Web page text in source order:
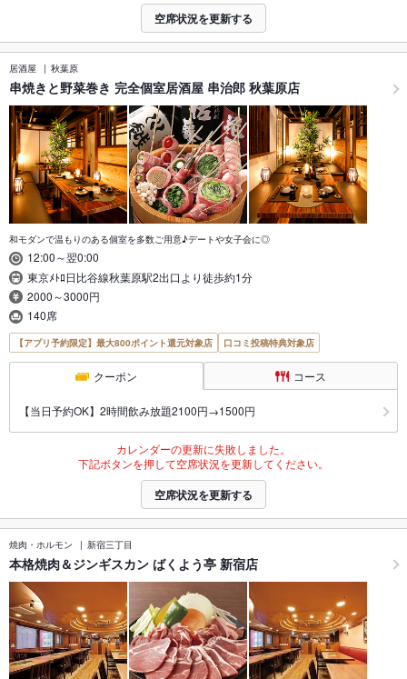
空席状況を更新する
居酒屋 秋葉原
串焼きと野菜巻き 完全個室居酒屋 串治郎 秋葉原店
和モダンで温もりのある個室を多数ご用意♪デートや女子会に◎
12:00～翌0:00
東京ﾒﾄﾛ日比谷線秋葉原駅2出口より徒歩約1分
2000～3000円
140席
【アプリ予約限定】最大800ポイント還元対象店 口コミ投稿特典対象店
クーポン コース
【当日予約OK】2時間飲み放題2100円→1500円
カレンダーの更新に失敗しました。
下記ボタンを押して空席状況を更新してください。
空席状況を更新する
焼肉・ホルモン 新宿三丁目
本格焼肉＆ジンギスカン ばくよう亭 新宿店